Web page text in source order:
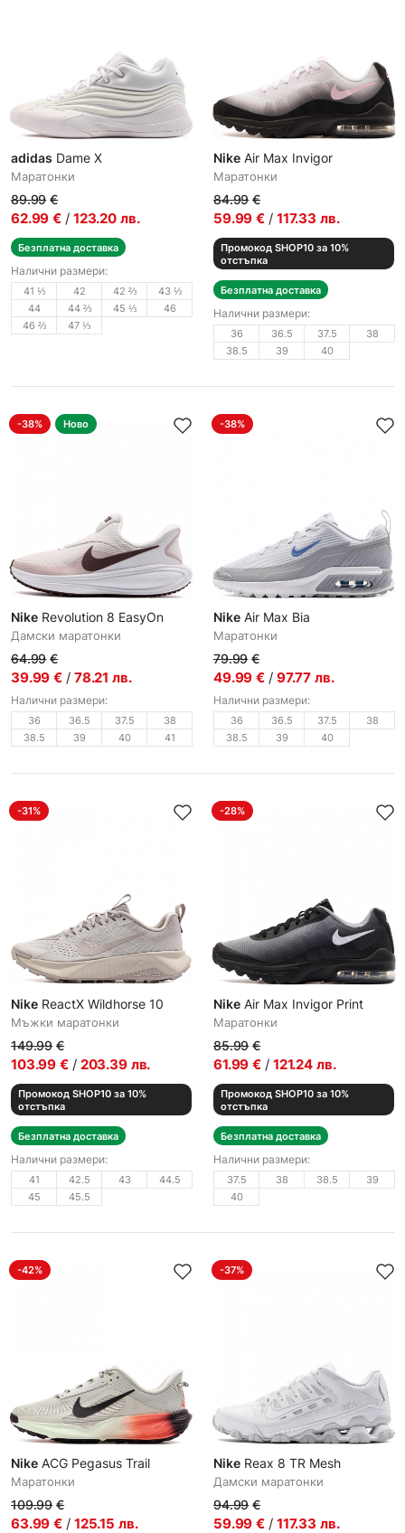
adidas Dame X
Маратонки
89.99 €
62.99 € / 123.20 лв.
Безплатна доставка
Налични размери:
41 ⅓ 42 42 ⅔
43 ⅓
44
44 ⅔ 45 ⅓
46
46 ⅔
47 ⅓
Nike Air Max Invigor
Маратонки
84.99 €
59.99 € / 117.33 лв.
Промокод SHOP10 за 10%
отстъпка
Безплатна доставка
Налични размери:
36 36.5 37.5
38
38.5
39 40
-38% Ново
Nike Revolution 8 EasyOn
Дамски маратонки
64.99 €
39.99 € / 78.21 лв.
Налични размери:
36 36.5 37.5
38
38.5
39 40 41
-38%
Nike Air Max Bia
Маратонки
79.99 €
49.99 € / 97.77 лв.
Налични размери:
36 36.5 37.5
38
38.5
39 40
-31%
Nike ReactX Wildhorse 10
Мъжки маратонки
149.99 €
103.99 € / 203.39 лв.
Промокод SHOP10 за 10%
отстъпка
Безплатна доставка
Налични размери:
41 42.5 43
44.5
45
45.5
-28%
Nike Air Max Invigor Print
Маратонки
85.99 €
61.99 € / 121.24 лв.
Промокод SHOP10 за 10%
отстъпка
Безплатна доставка
Налични размери:
37.5 38 38.5
39
40
-42%
Nike ACG Pegasus Trail
Маратонки
109.99 €
63.99 € / 125.15 лв.
-37%
Nike Reax 8 TR Mesh
Дамски маратонки
94.99 €
59.99 € / 117.33 лв.